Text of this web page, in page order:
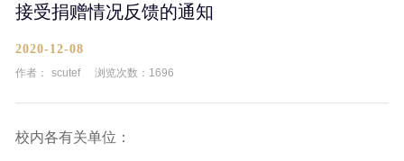
接受捐赠情况反馈的通知
2020-12-08
作者： scutef 浏览次数： 1696
校内各有关单位：